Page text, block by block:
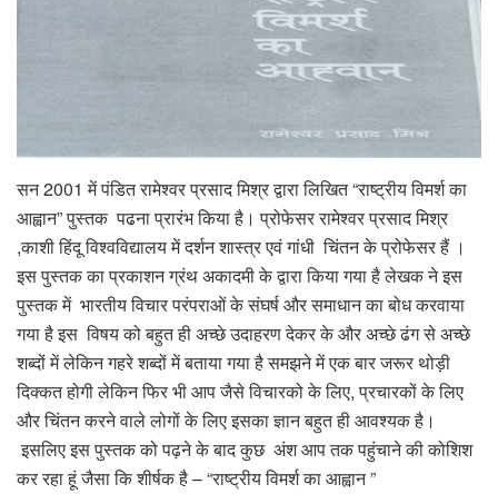
सन 2001 में पंडित रामेश्वर प्रसाद मिश्र द्वारा लिखित “राष्ट्रीय विमर्श का
आह्वान” पुस्तक पढना प्रारंभ किया है। प्रोफेसर रामेश्वर प्रसाद मिश्र
,काशी हिंदू विश्वविद्यालय में दर्शन शास्त्र एवं गांधी चिंतन के प्रोफेसर हैं ।
इस पुस्तक का प्रकाशन ग्रंथ अकादमी के द्वारा किया गया है लेखक ने इस
पुस्तक में भारतीय विचार परंपराओं के संघर्ष और समाधान का बोध करवाया
गया है इस विषय को बहुत ही अच्छे उदाहरण देकर के और अच्छे ढंग से अच्छे
शब्दों में लेकिन गहरे शब्दों में बताया गया है समझने में एक बार जरूर थोड़ी
दिक्कत होगी लेकिन फिर भी आप जैसे विचारको के लिए, प्रचारकों के लिए
और चिंतन करने वाले लोगों के लिए इसका ज्ञान बहुत ही आवश्यक है।
इसलिए इस पुस्तक को पढ़ने के बाद कुछ अंश आप तक पहुंचाने की कोशिश
कर रहा हूं जैसा कि शीर्षक है – “राष्ट्रीय विमर्श का आह्वान ”